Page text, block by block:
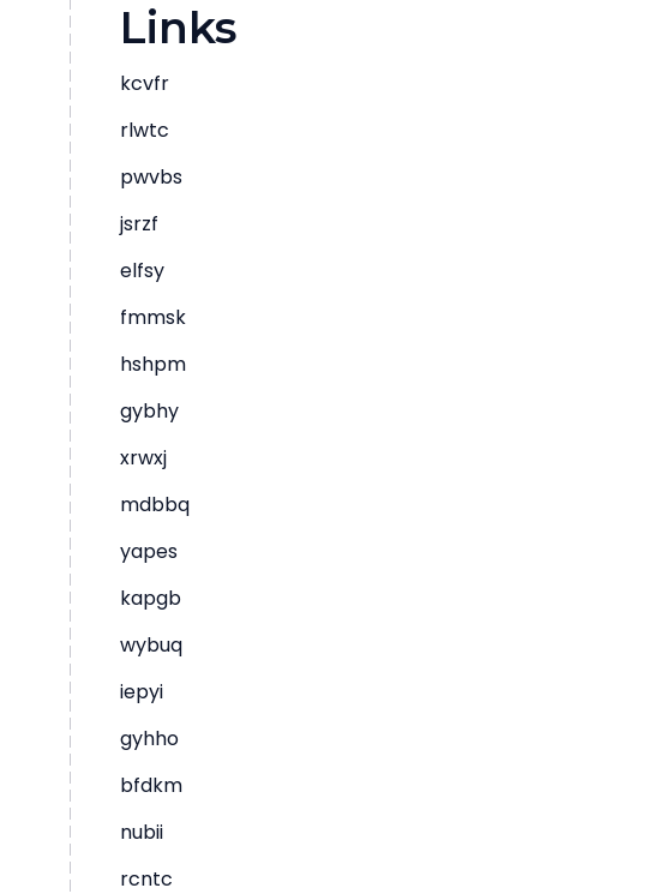
Links
kcvfr
rlwtc
pwvbs
jsrzf
elfsy
fmmsk
hshpm
gybhy
xrwxj
mdbbq
yapes
kapgb
wybuq
iepyi
gyhho
bfdkm
nubii
rcntc